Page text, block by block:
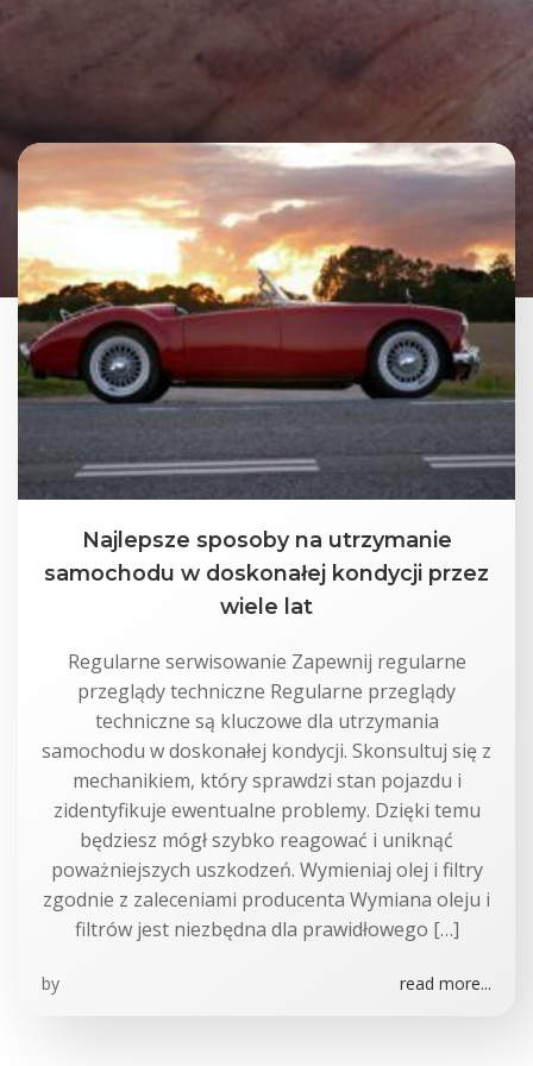
Najlepsze sposoby na utrzymanie
samochodu w doskonałej kondycji przez
wiele lat
Regularne serwisowanie Zapewnij regularne
przeglądy techniczne Regularne przeglądy
techniczne są kluczowe dla utrzymania
samochodu w doskonałej kondycji. Skonsultuj się z
mechanikiem, który sprawdzi stan pojazdu i
zidentyfikuje ewentualne problemy. Dzięki temu
będziesz mógł szybko reagować i uniknąć
poważniejszych uszkodzeń. Wymieniaj olej i filtry
zgodnie z zaleceniami producenta Wymiana oleju i
filtrów jest niezbędna dla prawidłowego […]
by read more...